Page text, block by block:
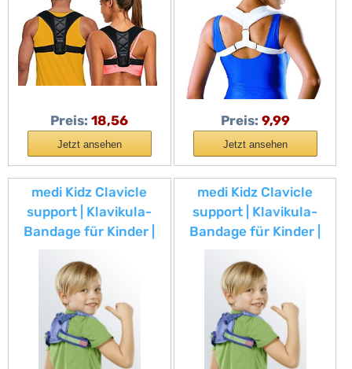
Rückenkorrektur, Hilfe
für Männer oder
Frauen Rücken-,
Nacken-und
Schulterschmerzen
für M-L)
Preis: 18,56
Jetzt ansehen
Preis: 9,99
Jetzt ansehen
medi Kidz Clavicle
support | Klavikula-
Bandage für Kinder |
| individuell einstellbar
| Klettverschluss
medi Kidz Clavicle
support | Klavikula-
Bandage für Kinder |
| individuell einstellbar
| Klettverschluss